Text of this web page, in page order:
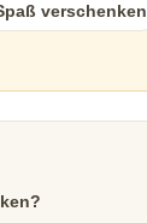
verschenken